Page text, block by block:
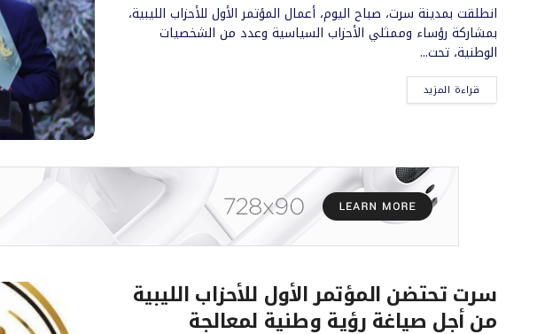
انطلقت بمدينة سرت، صباح اليوم، أعمال المؤتمر الأول للأحزاب الليبية،
بمشاركة رؤساء وممثلي الأحزاب السياسية وعدد من الشخصيات
الوطنية، تحت...
قراءة المزيد
سرت تحتضن المؤتمر الأول للأحزاب الليبية
من أجل صياغة رؤية وطنية لمعالجة